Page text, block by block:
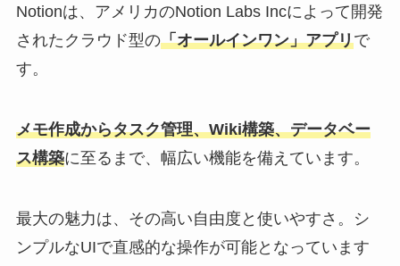
Notionは、アメリカのNotion Labs Incによって開発
されたクラウド型の「オールインワン」アプリで
す。
メモ作成からタスク管理、Wiki構築、データベー
ス構築に至るまで、幅広い機能を備えています。
最大の魅力は、その高い自由度と使いやすさ。シ
ンプルなUIで直感的な操作が可能となっています